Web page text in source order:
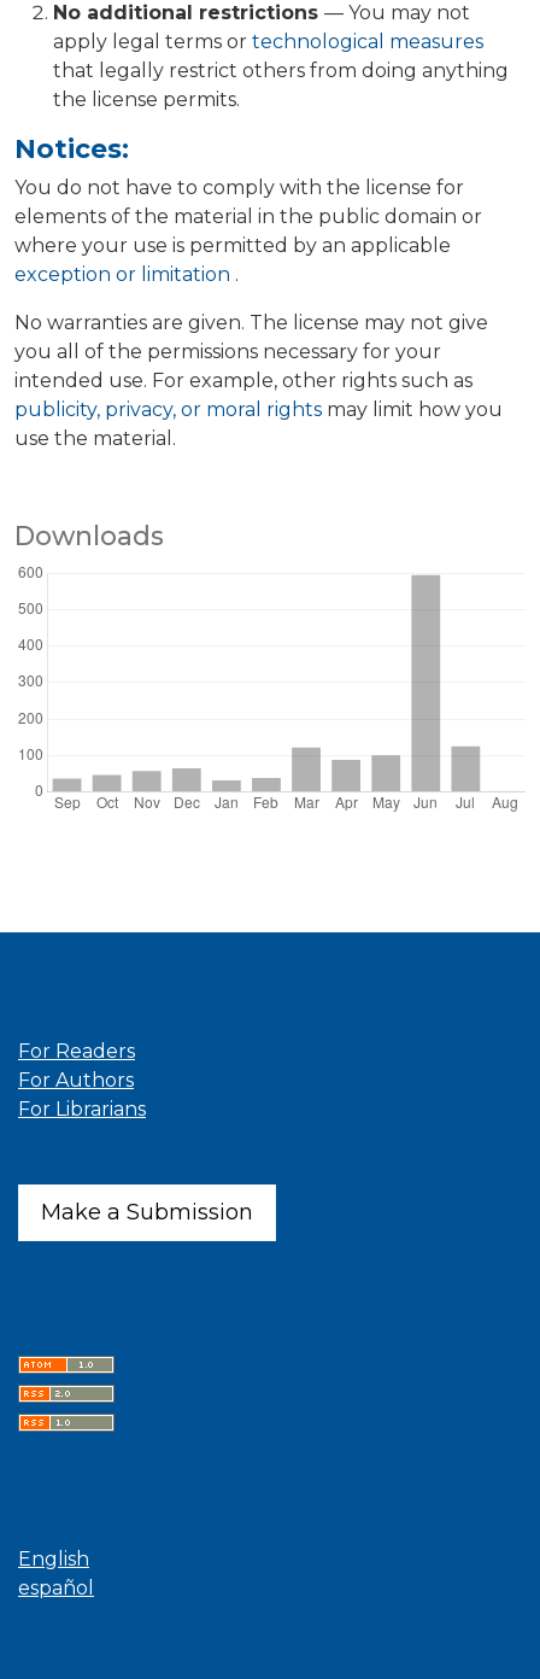
No additional restrictions — You may not
apply legal terms or technological measures
that legally restrict others from doing anything
the license permits.
Notices:
You do not have to comply with the license for
elements of the material in the public domain or
where your use is permitted by an applicable
exception or limitation .
No warranties are given. The license may not give
you all of the permissions necessary for your
intended use. For example, other rights such as
publicity, privacy, or moral rights may limit how you
use the material.
Downloads
For Readers
For Authors
For Librarians
Make a Submission
English
español